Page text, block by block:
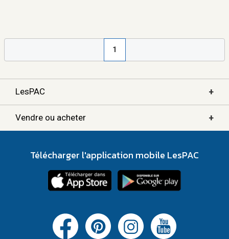
1
LesPAC +
Vendre ou acheter +
Télécharger l'application mobile LesPAC